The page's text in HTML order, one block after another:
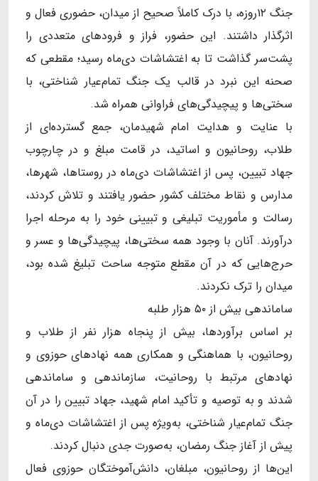
جنگ ۱۲‌روزه، با درک کاملاً صحیح از میدان، حضوری فعال و
اثرگذار داشتند. این حضور، فراز و فرودهای متعددی را
پشت‌سر گذاشت تا به اغتشاشات دی‌ماه رسید؛ مقطعی که
صحنه این نبرد در قالب یک جنگ تمام‌عیار شناختی، با
سختی‌ها و پیچیدگی‌های فراوانی همراه شد.
با عنایت و هدایت امام شهیدمان، جمع گسترده‌ای از
طلاب، روحانیون و اساتید، در قامت مبلغ و در چارچوب
جهاد تبیین، پس از اغتشاشات دی‌ماه در روستاها، شهرها،
مدارس و نقاط مختلف کشور حضور یافتند و تلاش کردند،
رسالت و مأموریت تبلیغی و تبیینی خود را به مرحله اجرا
درآورند. آنان با وجود همه سختی‌ها، پیچیدگی‌ها و عسر و
حرج‌هایی که در آن مقطع متوجه ساحت تبلیغ شده بود،
میدان را ترک نکردند.
ساماندهی بیش از ۵۰ هزار طلبه
بر اساس برآوردها، بیش از پنجاه هزار نفر از طلاب و
روحانیون، با هماهنگی و همکاری همه نهادهای حوزوی و
نهادهای مرتبط با روحانیت، سازماندهی و ساماندهی
شدند و به توصیه و تأکید امام شهید، جهاد تبیین را در آن
جنگ تمام‌عیار شناختی، به‌ویژه پس از اغتشاشات دی‌ماه و
پیش از آغاز جنگ رمضان، به‌صورت جدی دنبال کردند.
این‌ها از روحانیون، مبلغان، دانش‌آموختگان حوزوی فعال